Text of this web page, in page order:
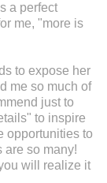
a perfect
me, "more is
to expose her
me so much of
just to
" to inspire
opportunities to
are so many!
will realize it